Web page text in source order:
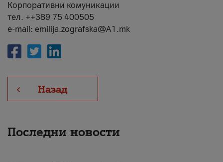
Корпоративни комуникации
тел. ++389 75 400505
e-mail: emilija.zografska@A1.mk
Назад
Последни новости